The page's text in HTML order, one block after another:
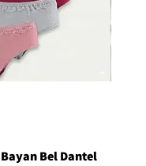
Bel Dantel